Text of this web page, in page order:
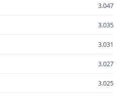
3.047
3.035
3.031
3.027
3.025